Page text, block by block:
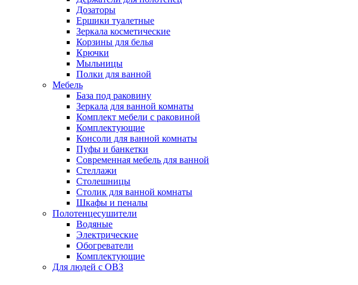
Дозаторы
Ершики туалетные
Зеркала косметические
Корзины для белья
Крючки
Мыльницы
Полки для ванной
Мебель
База под раковину
Зеркала для ванной комнаты
Комплект мебели с раковиной
Комплектующие
Консоли для ванной комнаты
Пуфы и банкетки
Современная мебель для ванной
Стеллажи
Столешницы
Столик для ванной комнаты
Шкафы и пеналы
Полотенцесушители
Водяные
Электрические
Обогреватели
Комплектующие
Для людей с ОВЗ